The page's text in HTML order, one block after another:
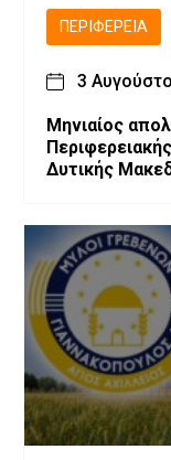
ΠΕΡΙΦΈΡΕΙΑ
3
Μηνιαίος
Δυτικής